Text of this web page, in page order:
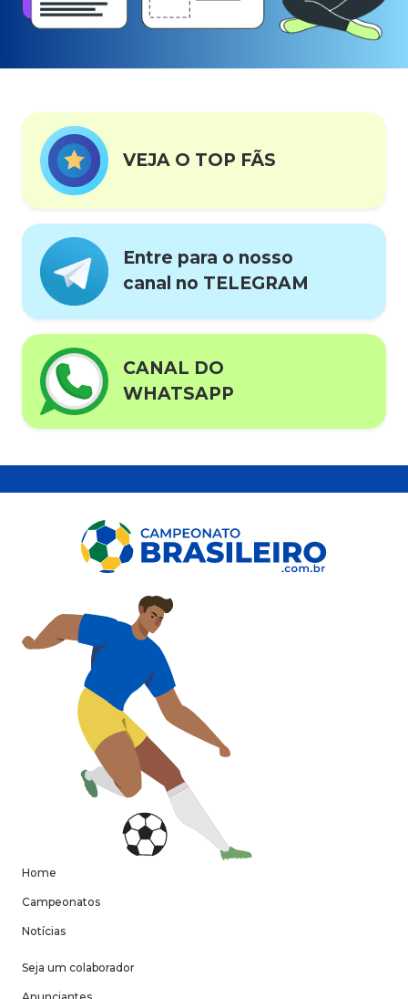
VEJA O TOP FÃS
Entre para o nosso
canal no TELEGRAM
CANAL DO
WHATSAPP
Home
Campeonatos
Notícias
Seja um colaborador